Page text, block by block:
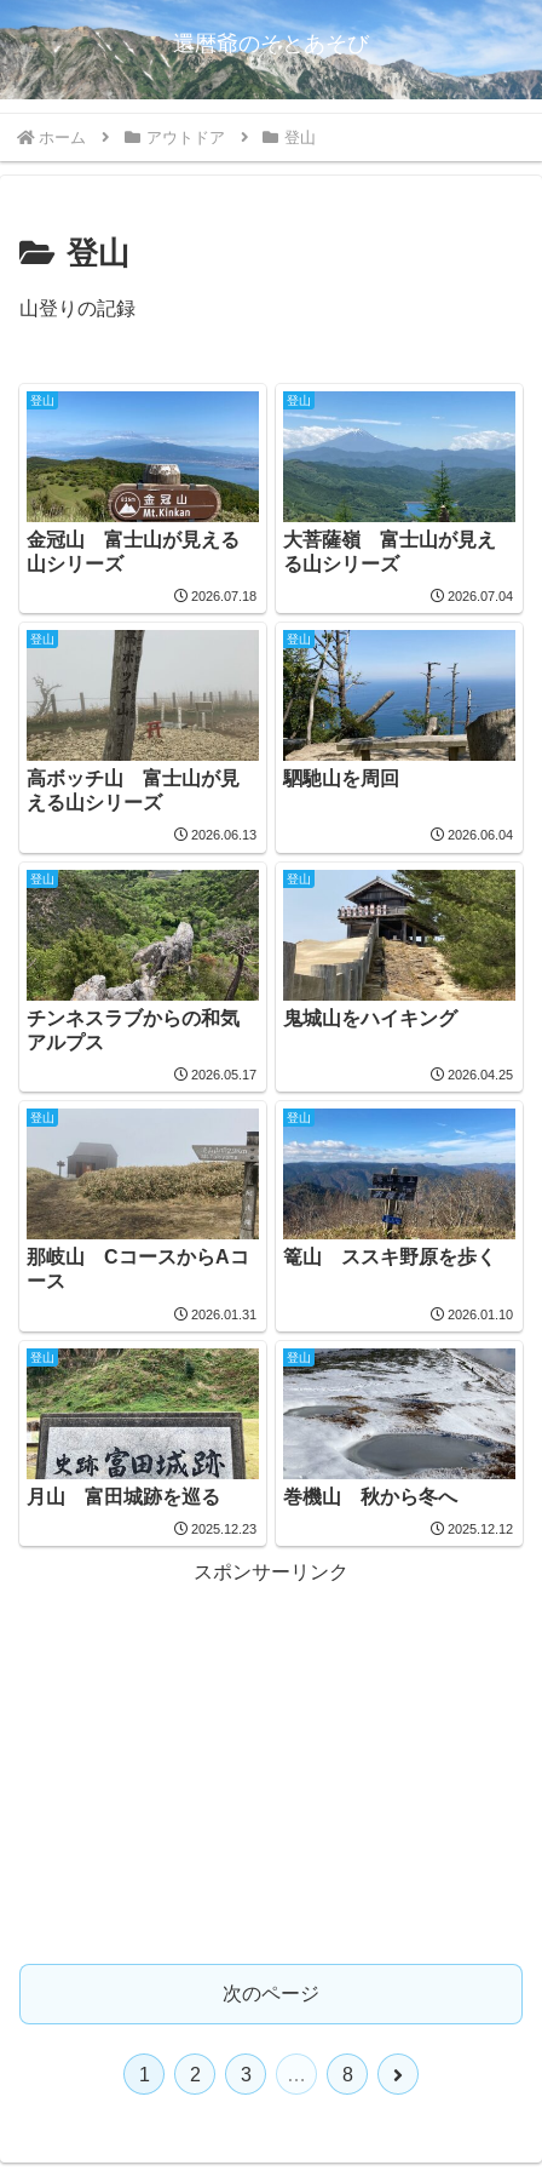
還暦爺のそとあそび
ホーム アウトドア 登山
登山
山登りの記録
登山
金冠山 富士山が見える
山シリーズ
2026.07.18
登山
大菩薩嶺 富士山が見え
る山シリーズ
2026.07.04
登山
高ボッチ山 富士山が見
える山シリーズ
2026.06.13
登山
駟馳山を周回
2026.06.04
登山
チンネスラブからの和気
アルプス
2026.05.17
登山
鬼城山をハイキング
2026.04.25
登山
那岐山 CコースからAコ
ース
2026.01.31
登山
篭山 ススキ野原を歩く
2026.01.10
登山
月山 富田城跡を巡る
2025.12.23
登山
巻機山 秋から冬へ
2025.12.12
スポンサーリンク
次のページ
1 2 3 … 8
次